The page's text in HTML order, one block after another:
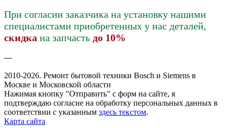
При согласии заказчика на установку нашими
специалистами приобретенных у нас деталей,
скидка на запчасть до 10%
---
2010-2026. Ремонт бытовой техники Bosch и Siemens в
Москве и Московской области
Нажимая кнопку "Отправить" c форм на сайте, я
подтверждаю согласие на обработку персональных данных в
соответствии с указанным здесь текстом.
Карта сайта